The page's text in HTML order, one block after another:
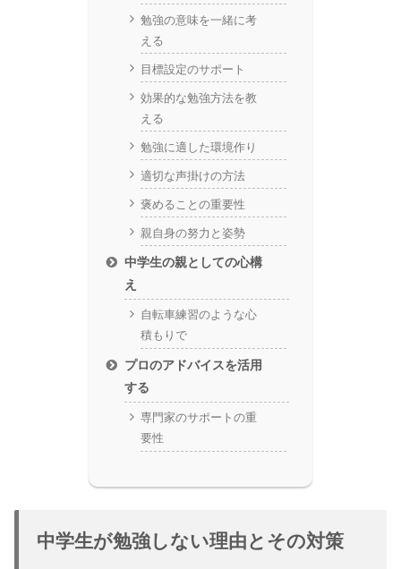
勉強の意味を一緒に考
える
目標設定のサポート
効果的な勉強方法を教
える
勉強に適した環境作り
適切な声掛けの方法
褒めることの重要性
親自身の努力と姿勢
中学生の親としての心構
え
自転車練習のような心
積もりで
プロのアドバイスを活用
する
専門家のサポートの重
要性
中学生が勉強しない理由とその対策